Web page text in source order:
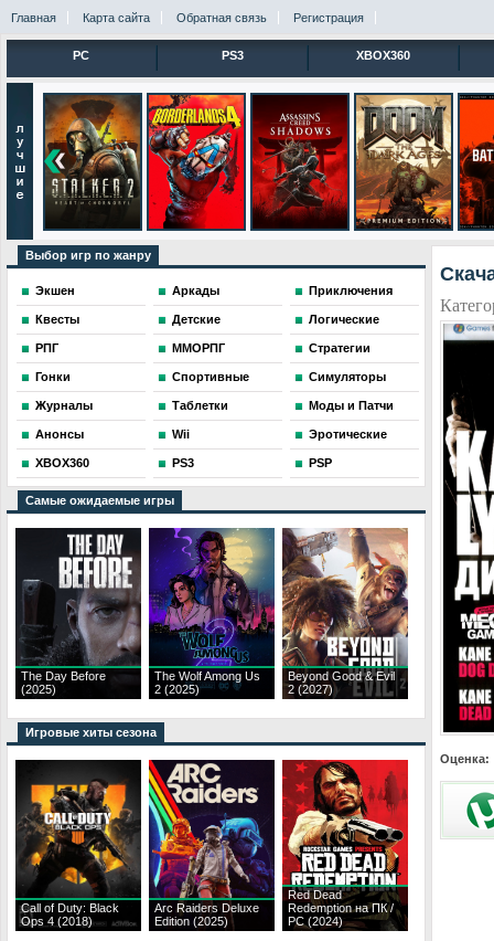
Главная Карта сайта Обратная связь Регистрация
PC PS3 XBOX360
Выбор игр по жанру
Экшен Аркады Приключения
Квесты Детские Логические
РПГ ММОРПГ Стратегии
Гонки Спортивные Симуляторы
Журналы Таблетки Моды и Патчи
Анонсы Wii Эротические
XBOX360 PS3 PSP
Самые ожидаемые игры
The Day Before
(2025)
The Wolf Among Us
2 (2025)
Beyond Good & Evil
2 (2027)
Игровые хиты сезона
Call of Duty: Black
Ops 4 (2018)
Arc Raiders Deluxe
Edition (2025)
Red Dead
Redemption на ПК /
PC (2024)
Оценка: